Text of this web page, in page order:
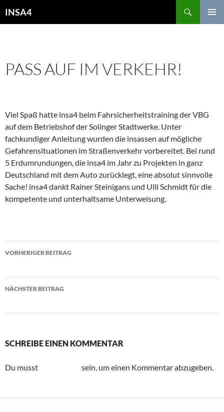
INSA4
PASS AUF IM VERKEHR!
Viel Spaß hatte insa4 beim Fahrsicherheitstraining der VBG
auf dem Betriebshof der Solinger Stadtwerke. Unter
fachkundiger Anleitung wurden die insassen auf mögliche
Gefahrensituationen im Straßenverkehr vorbereitet. Bei rund
5 Erdumrundungen, die insa4 im Jahr zu Projekten in ganz
Deutschland mit dem Auto zurücklegt, eine absolut sinnvolle
Sache! insa4 dankt Rainer Steinigans und Ulli Schmidt für die
kompetente und unterhaltsame Unterweisung.
VORHERIGER BEITRAG
NÄCHSTER BEITRAG
SCHREIBE EINEN KOMMENTAR
Du musst sein, um einen Kommentar abzugeben.